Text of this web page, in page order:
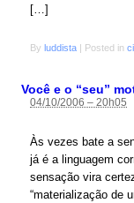
[…]
By luddista | Posted in
Você e o “seu”
04/10/2006 – 20h05
Às vezes bate a
já é a linguagem
sensação vira
“materialização de